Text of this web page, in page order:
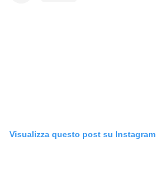
Visualizza questo post su Instagram